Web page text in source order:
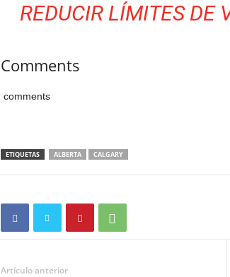
REDUCIR LÍMITES DE
Comments
comments
ETIQUETAS ALBERTA CALGARY
Artículo anterior